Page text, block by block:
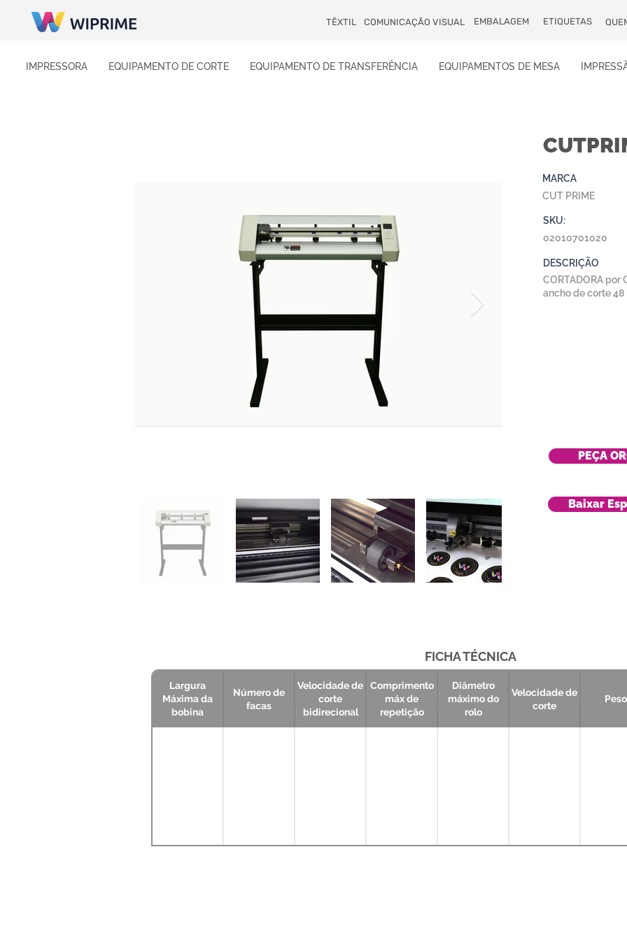
TÊXTIL COMUNICAÇÃO VISUAL EMBALAGEM ETIQUETAS
IMPRESSORA EQUIPAMENTO DE CORTE EQUIPAMENTO DE TRANSFERÊNCIA EQUIPAMENTOS DE MESA
MARCA
CUT PRIME
SKU:
02010701020
DESCRIÇÃO
CORTADORA por
ancho de corte 48
PEÇA
Baixar
FICHA TÉCNICA
Largura
Máxima da
bobina
Número de
facas
Velocidade de
corte
bidirecional
Comprimento
máx de
repetição
Diâmetro
máximo do
rolo
Velocidade de
corte
Peso